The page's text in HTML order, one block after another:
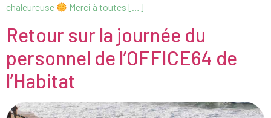
chaleureuse
Merci à toutes […]
Retour sur la journée du
personnel de l’OFFICE64 de
l’Habitat